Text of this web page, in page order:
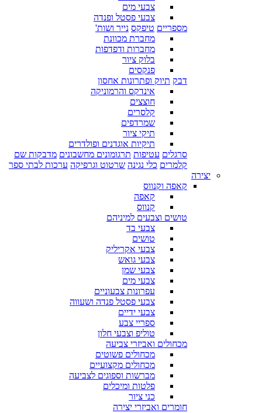
צבעי מים
צבעי פסטל ופנדה
מספריים טיפקס נייר ושות'
מחברת מכוונת
מחברות ודפדפות
בלוק ציור
פנקסים
דבק תיוק ופתרונות אחסון
אינדקס והרמוניקה
חוצצים
קלסרים
שמרדפים
תיקי ציור
תיקיות אוגדנים ופולדרים
סרגלים עטיפות תרגומונים מחשבונים מדבקות שם
קלמרים כלי נגינה שרטוט וגרפיקה ערכות לבתי ספר
יצירה
קאפה וקנווס
קאפה
קנווס
טושים וצבעים למיניהם
צבעי בד
טושים
צבעי אקריליק
צבעי גואש
צבעי שמן
צבעי מים
עפרונות צבעוניים
צבעי פסטל פנדה ושעווה
צבעי ידיים
ספריי צבע
טוליפ וצבעי חלון
מכחולים ואביזרי צביעה
מכחולים פשוטים
מכחולים מקצועיים
מברשות וספוגים לצביעה
פלטות ומיכלים
כני ציור
חומרים ואביזרי יצירה